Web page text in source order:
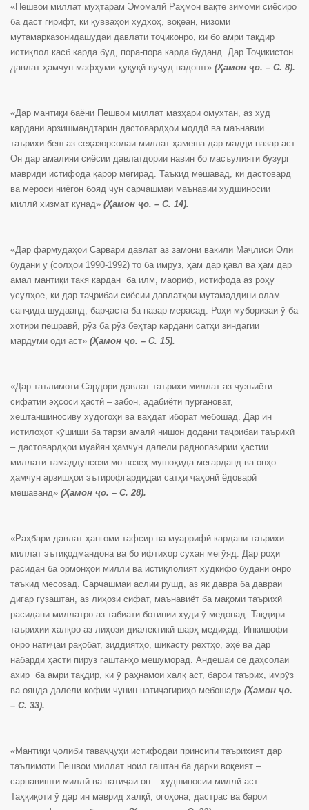
«Пешвои миллат муҳтарам Эмомалӣ Раҳмон вақте зимоми сиёсиро
ба даст гирифт, ки қувваҳои худхоҳ, воқеан, низоми
мутамарказонидашудаи давлати тоҷиконро, ки бо амри тақдир
истиқлол касб карда буд, пора-пора карда буданд. Дар Тоҷикистон
давлат ҳамчун мафҳуми ҳуқуқӣ вуҷуд надошт» (Ҳамон ҷо. – С. 8).
«Дар мантиқи баёни Пешвои миллат мазҳари омӯхтан, аз худ
кардани арзишмандтарин дастовардҳои моддӣ ва маънавии
таърихи беш аз сеҳазорсолаи миллат ҳамеша дар мадди назар аст.
Он дар амалияи сиёсии давлатдории навин бо масъулияти бузург
мавриди истифода қарор мегирад. Таъкид мешавад, ки дастовард
ва мероси ниёгон бояд чун сарчашмаи маънавии худшиносии
миллӣ хизмат кунад» (Ҳамон ҷо. – С. 14).
«Дар фармудаҳои Сарвари давлат аз замони вакили Маҷлиси Олӣ
будани ӯ (солҳои 1990-1992) то ба имрӯз, ҳам дар қавл ва ҳам дар
амал мантиқи такя кардан ба илм, маориф, истифода аз роҳу
усулҳое, ки дар таҷрибаи сиёсии давлатҳои мутамаддини олам
санҷида шудаанд, барҷаста ба назар мерасад. Роҳи муборизаи ӯ ба
хотири пешравӣ, рӯз ба рӯз беҳтар кардани сатҳи зиндагии
мардуми одӣ аст» (Ҳамон ҷо. – С. 15).
«Дар таълимоти Сардори давлат таърихи миллат аз ҷузъиёти
сифатии эҳсоси ҳастӣ – забон, адабиёти пурғановат,
хештаншиносиву худогоҳӣ ва ваҳдат иборат мебошад. Дар ин
истилоҳот кӯшиши ба тарзи амалӣ нишон додани таҷрибаи таърихӣ
– дастовардҳои муайян ҳамчун далели раднопазирии ҳастии
миллати тамаддунсози мо возеҳ мушоҳида мегарданд ва онҳо
ҳамчун арзишҳои эътирофгардидаи сатҳи ҷаҳонӣ ёдоварӣ
мешаванд» (Ҳамон ҷо. – С. 28).
«Раҳбари давлат ҳангоми тафсир ва муаррифӣ кардани таърихи
миллат эътиқодмандона ва бо ифтихор сухан мегӯяд. Дар роҳи
расидан ба ормонҳои миллӣ ва истиқлолият худкифо будани онро
таъкид месозад. Сарчашмаи аслии рушд, аз як давра ба давраи
дигар гузаштан, аз лиҳози сифат, маънавиёт ба мақоми таърихӣ
расидани миллатро аз табиати ботинии худи ӯ медонад. Тақдири
таърихии халқро аз лиҳози диалектикӣ шарҳ медиҳад. Инкишофи
онро натиҷаи рақобат, зиддиятҳо, шикасту рехтҳо, эҳё ва дар
набарди ҳастӣ пирӯз гаштанҳо мешуморад. Андешаи се даҳсолаи
ахир ба амри тақдир, ки ӯ раҳнамои халқ аст, барои таърих, имрӯз
ва оянда далели кофии чунин натиҷагириҳо мебошад» (Ҳамон ҷо.
– С. 33).
«Мантиқи ҷолиби таваҷҷуҳи истифодаи принсипи таърихият дар
таълимоти Пешвои миллат ноил гаштан ба дарки воқеият –
сарнавишти миллӣ ва натиҷаи он – худшиносии миллӣ аст.
Таҳқиқоти ӯ дар ин маврид халқӣ, огоҳона, дастрас ва барои